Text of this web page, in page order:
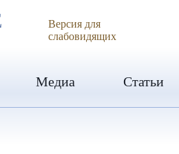
Версия для
слабовидящих
Медиа Статьи